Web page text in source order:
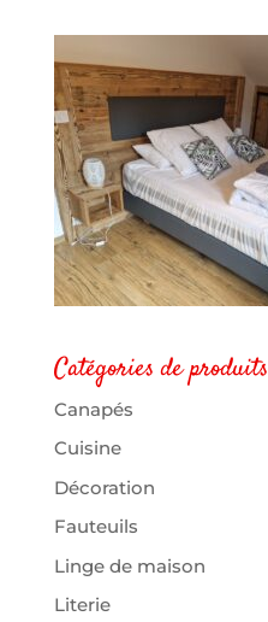
Catégories de produits
Canapés
Cuisine
Décoration
Fauteuils
Linge de maison
Literie